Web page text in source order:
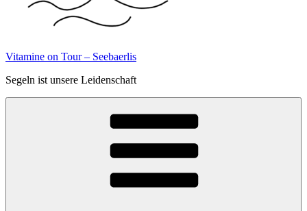
Vitamine on Tour – Seebaerlis
Segeln ist unsere Leidenschaft